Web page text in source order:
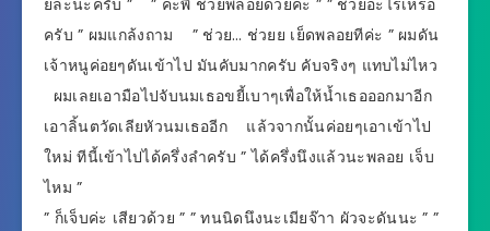
ยล่ะน่ะครับ ” ” ค่ะพี ช่วยพลอยด่วยค่ะ ” ” ช่วยอะไรเหรอ
ครับ ” ผมแกล้งถาม ” ช่วย… ช่วยย เย็ดพลอยทีค่ะ ” ผมดัน
เจ้าหนูค่อยๆดันเข้าไป มันคับมากครับ คับจริงๆ แทบไม่ไหว
ผมเลยเอามือไปจับนมเธอขยี้เบาๆเพื่อให้น้ำเธอออกมาอีก
เอาลิ้นตวัดเลียหัวนมเธออีก แล้วจากนั้นค่อยๆเอาเข้าไป
ใหม่ ทีนี้เข้าไปได้ครึ่งลำครับ ” ได้ครึ่งนึงแล้วนะพลอย เจ็บ
ไหม ”
” ก็เจ็บค่ะ เสียวด้วย ” ” ทนนิดนึงนะเมียจ๊าา ผัวจะดันนะ ” ”